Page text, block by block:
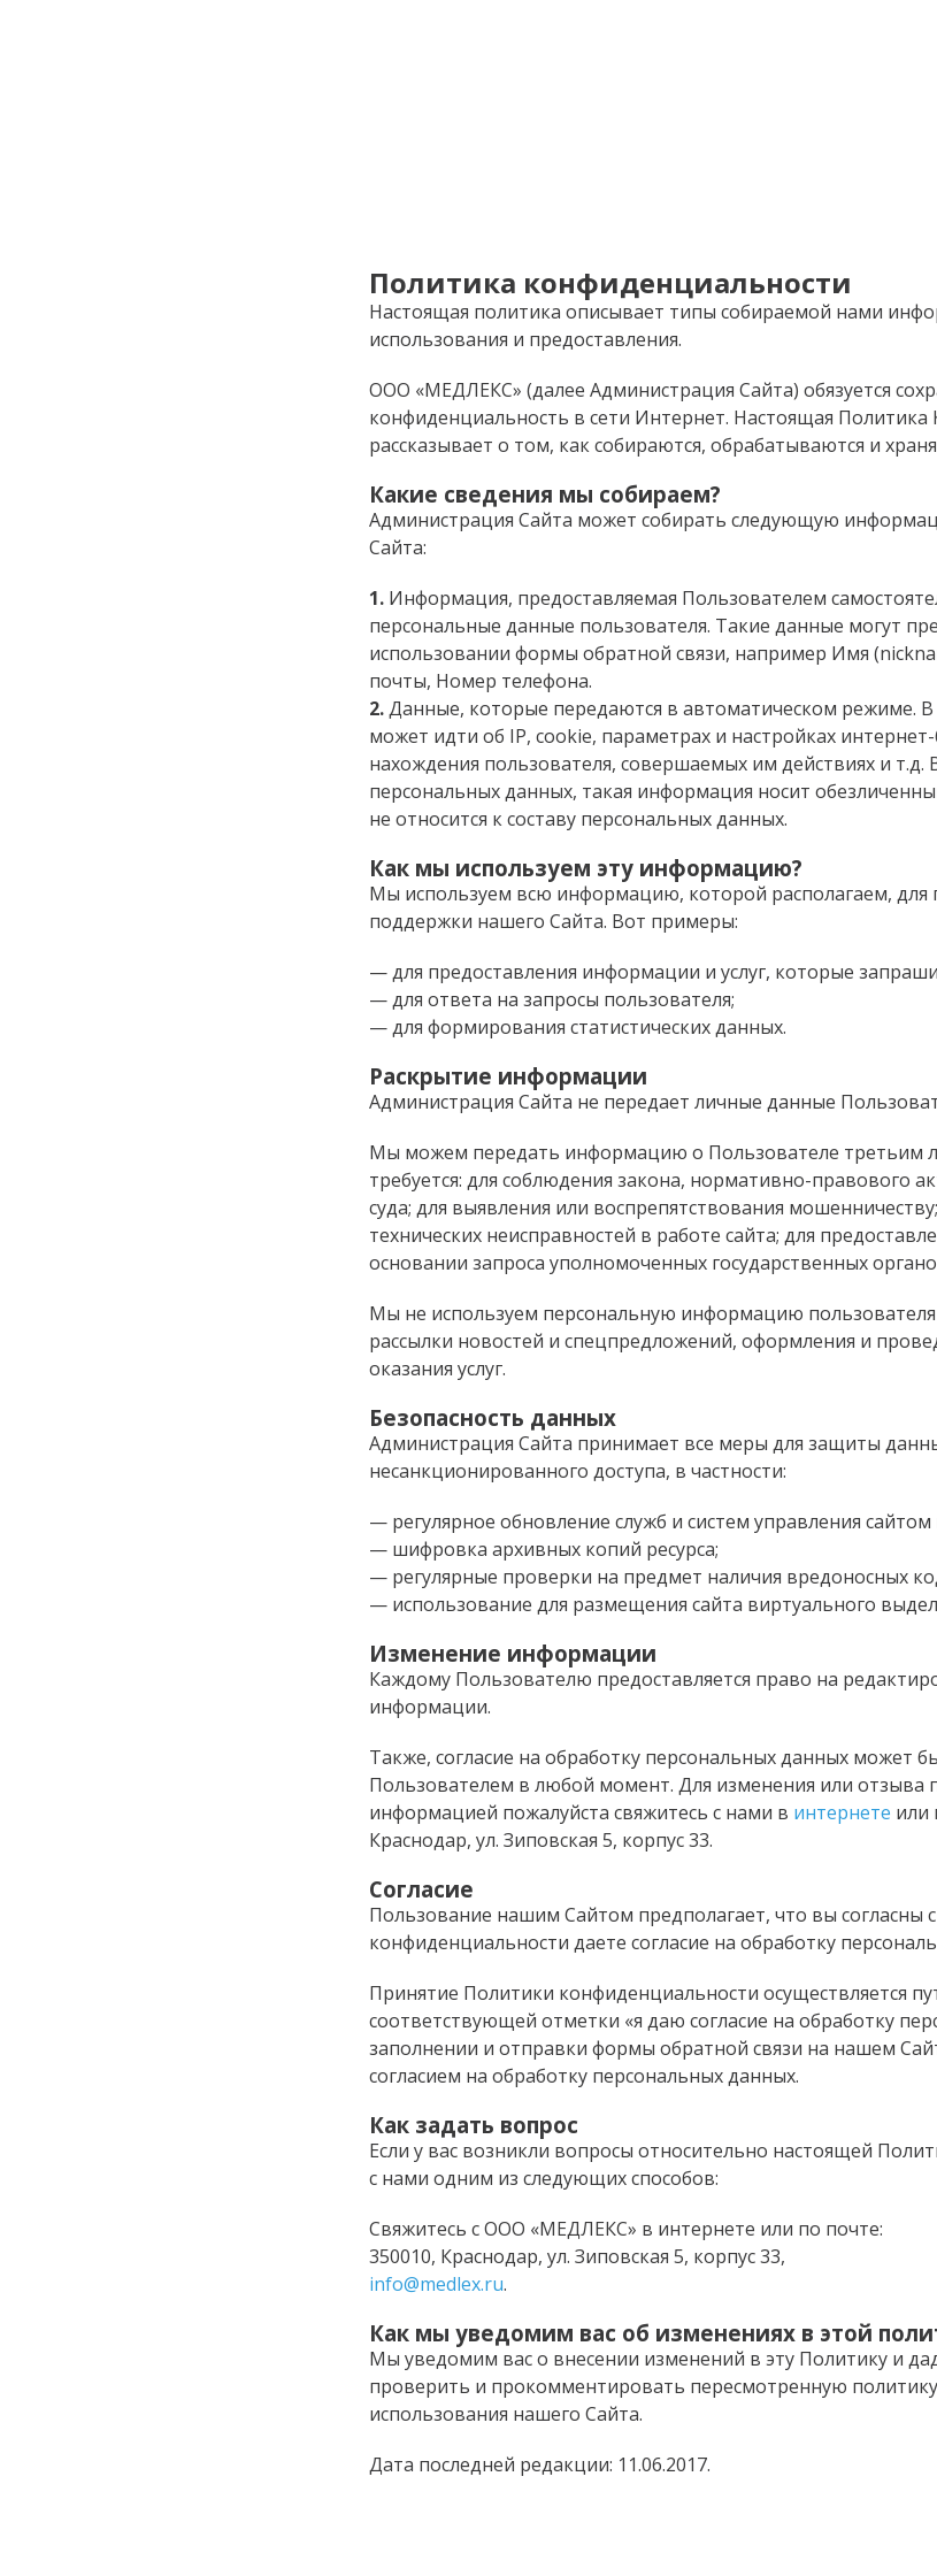
Политика конфиденциальности
Настоящая политика описывает типы собираемой нами
использования и предоставления.
ООО «МЕДЛЕКС» (далее Администрация Сайта) обязуется
конфиденциальность в сети Интернет. Настоящая
рассказывает о том, как собираются, обрабатываются и
Какие сведения мы собираем?
Администрация Сайта может собирать следующую
Сайта:
1.Информация, предоставляемая Пользователем
персональные данные пользователя. Такие данные могут
использовании формы обратной связи, например Имя
почты, Номер телефона.
2.Данные, которые передаются в автоматическом режиме. В
может идти об IP, cookie, параметрах и настройках
нахождения пользователя, совершаемых им действиях и т.д.
персональных данных, такая информация носит
не относится к составу персональных данных.
Как мы используем эту информацию?
Мы используем всю информацию, которой располагаем, для
поддержки нашего Сайта. Вот примеры:
— для предоставления информации и услуг, которые
— для ответа на запросы пользователя;
— для формирования статистических данных.
Раскрытие информации
Администрация Сайта не передает личные данные
Мы можем передать информацию о Пользователе третьим
требуется: для соблюдения закона, нормативно-правового
суда; для выявления или воспрепятствования
технических неисправностей в работе сайта; для
основании запроса уполномоченных государственных
Мы не используем персональную информацию пользователя
рассылки новостей и спецпредложений, оформления и
оказания услуг.
Безопасность данных
Администрация Сайта принимает все меры для защиты
несанкционированного доступа, в частности:
— регулярное обновление служб и систем управления
— шифровка архивных копий ресурса;
— регулярные проверки на предмет наличия вредоносных
— использование для размещения сайта виртуального
Изменение информации
Каждому Пользователю предоставляется право на
информации.
Также, согласие на обработку персональных данных может
Пользователем в любой момент. Для изменения или отзыва
информацией пожалуйста свяжитесь с нами в интернете или
Краснодар, ул. Зиповская 5, корпус 33.
Согласие
Пользование нашим Сайтом предполагает, что вы согласны
конфиденциальности даете согласие на обработку
Принятие Политики конфиденциальности осуществляется
соответствующей отметки «я даю согласие на обработку
заполнении и отправки формы обратной связи на нашем
согласием на обработку персональных данных.
Как задать вопрос
Если у вас возникли вопросы относительно настоящей
с нами одним из следующих способов:
Свяжитесь с ООО «МЕДЛЕКС» в интернете или по почте:
350010, Краснодар, ул. Зиповская 5, корпус 33,
info@medlex.ru.
Как мы уведомим вас об изменениях в этой
Мы уведомим вас о внесении изменений в эту Политику и
проверить и прокомментировать пересмотренную
использования нашего Сайта.
Дата последней редакции: 11.06.2017.